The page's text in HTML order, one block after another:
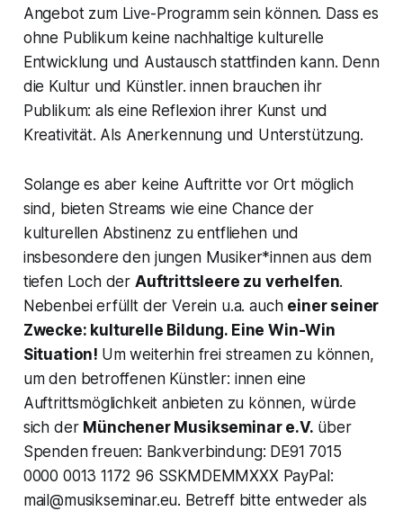
Angebot zum Live-Programm sein können. Dass es
ohne Publikum keine nachhaltige kulturelle
Entwicklung und Austausch stattfinden kann. Denn
die Kultur und Künstler. innen brauchen ihr
Publikum: als eine Reflexion ihrer Kunst und
Kreativität. Als Anerkennung und Unterstützung.
Solange es aber keine Auftritte vor Ort möglich
sind, bieten Streams wie eine Chance der
kulturellen Abstinenz zu entfliehen und
insbesondere den jungen Musiker*innen aus dem
tiefen Loch der Auftrittsleere zu verhelfen.
Nebenbei erfüllt der Verein u.a. auch einer seiner
Zwecke: kulturelle Bildung. Eine Win-Win
Situation! Um weiterhin frei streamen zu können,
um den betroffenen Künstler: innen eine
Auftrittsmöglichkeit anbieten zu können, würde
sich der Münchener Musikseminar e.V. über
Spenden freuen: Bankverbindung: DE91 7015
0000 0013 1172 96 SSKMDEMMXXX PayPal:
mail@musikseminar.eu. Betreff bitte entweder als